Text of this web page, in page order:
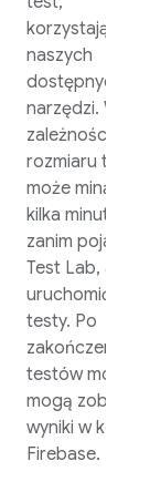
korzystając z
naszych
dostępnych
narzędzi. W
zależności od
rozmiaru testu
może minąć
kilka minut,
zanim pojawi
Test Lab, aby
uruchomić
testy. Po
zakończeniu
testów
mogą
wyniki w
Firebase.